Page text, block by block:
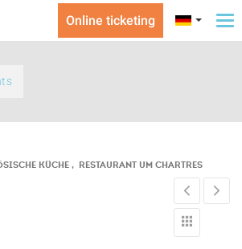
Online ticketing
KÜCHE , RESTAURANT UM CHARTRES